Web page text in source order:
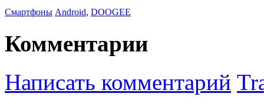
Смартфоны Android, DOOGEE
Комментарии
Написать комментарий